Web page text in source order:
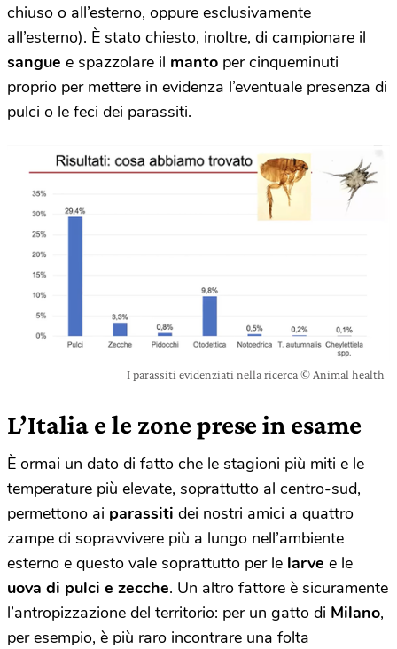
chiuso o all’esterno, oppure esclusivamente
all’esterno). È stato chiesto, inoltre, di campionare il
sangue e spazzolare il manto per cinqueminuti
proprio per mettere in evidenza l’eventuale presenza di
pulci o le feci dei parassiti.
I parassiti evidenziati nella ricerca © Animal health
L’Italia e le zone prese in esame
È ormai un dato di fatto che le stagioni più miti e le
temperature più elevate, soprattutto al centro-sud,
permettono ai parassiti dei nostri amici a quattro
zampe di sopravvivere più a lungo nell’ambiente
esterno e questo vale soprattutto per le larve e le
uova di pulci e zecche. Un altro fattore è sicuramente
l’antropizzazione del territorio: per un gatto di Milano,
per esempio, è più raro incontrare una folta